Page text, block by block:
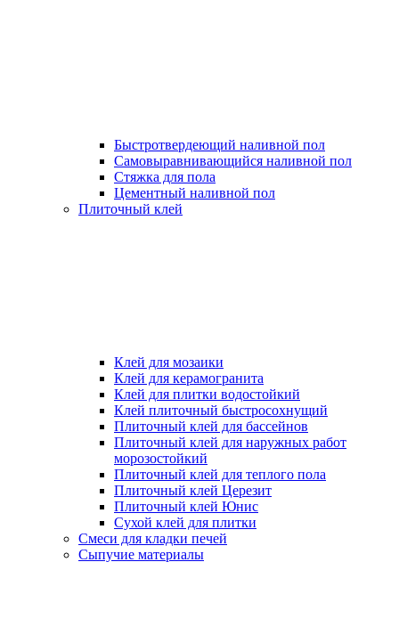
Быстротвердеющий наливной пол
Самовыравнивающийся наливной пол
Стяжка для пола
Цементный наливной пол
Плиточный клей
Клей для мозаики
Клей для керамогранита
Клей для плитки водостойкий
Клей плиточный быстросохнущий
Плиточный клей для бассейнов
Плиточный клей для наружных работ
морозостойкий
Плиточный клей для теплого пола
Плиточный клей Церезит
Плиточный клей Юнис
Сухой клей для плитки
Смеси для кладки печей
Сыпучие материалы